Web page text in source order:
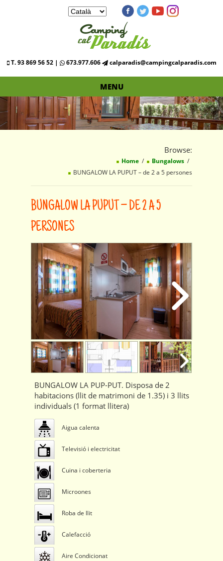
T. 93 869 56 52 | 673.977.606 calparadis@campingcalparadis.com
MENU
Browse:
Home
Bungalows
BUNGALOW LA PUPUT – de 2 a 5 persones
BUNGALOW LA PUPUT – DE 2 A 5
PERSONES
BUNGALOW LA PUP-PUT. Disposa de 2
habitacions (llit de matrimoni de 1.35) i 3 llits
individuals (1 format llitera)
Aigua calenta
Televisió i electricitat
Cuina i coberteria
Microones
Roba de llit
Calefacció
Aire Condicionat